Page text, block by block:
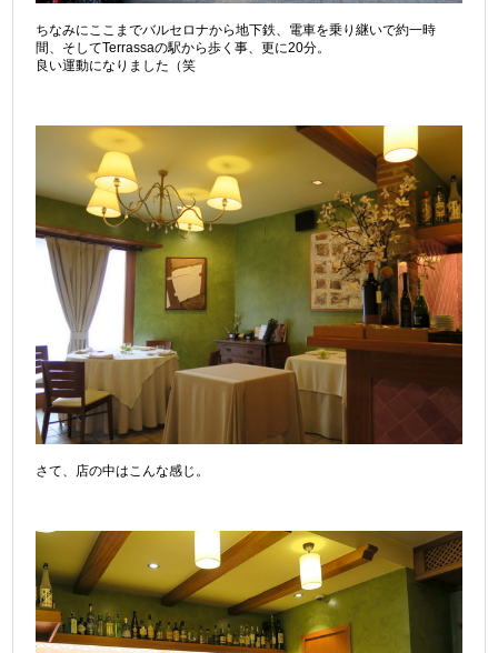
ちなみにここまでバルセロナから地下鉄、電車を乗り継いで約一時
間、そしてTerrassaの駅から歩く事、更に20分。
良い運動になりました（笑
さて、店の中はこんな感じ。